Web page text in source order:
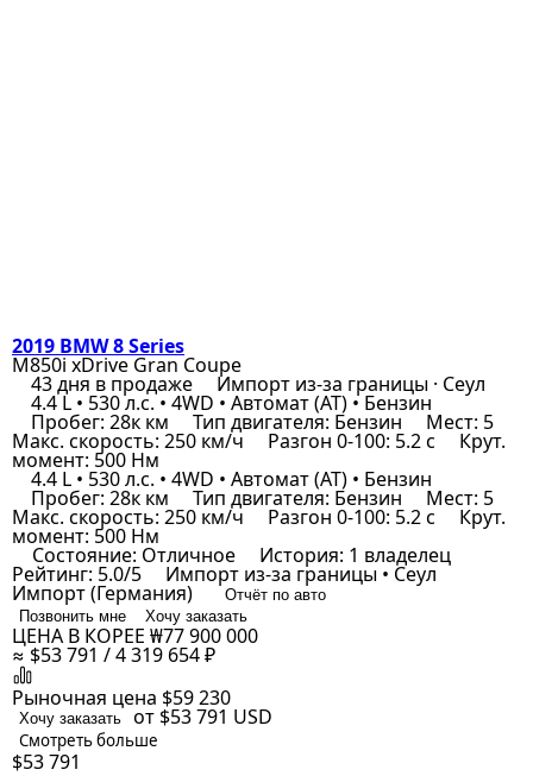
2019 BMW 8 Series
M850i xDrive Gran Coupe
43 дня в продаже Импорт из-за границы · Сеул
4.4 L • 530 л.с. • 4WD • Автомат (AT) • Бензин
Пробег: 28к км Тип двигателя: Бензин Мест: 5
Макс. скорость: 250 км/ч Разгон 0-100: 5.2 с Крут.
момент: 500 Нм
4.4 L • 530 л.с. • 4WD • Автомат (AT) • Бензин
Пробег: 28к км Тип двигателя: Бензин Мест: 5
Макс. скорость: 250 км/ч Разгон 0-100: 5.2 с Крут.
момент: 500 Нм
Состояние: Отличное История: 1 владелец
Рейтинг: 5.0/5 Импорт из-за границы • Сеул
Импорт (Германия)
Отчёт по авто
Позвонить мне
Хочу заказать
ЦЕНА В КОРЕЕ ₩77 900 000
≈ $53 791 / 4 319 654 ₽
Рыночная цена $59 230
Хочу заказать от $53 791 USD
Смотреть больше
$53 791